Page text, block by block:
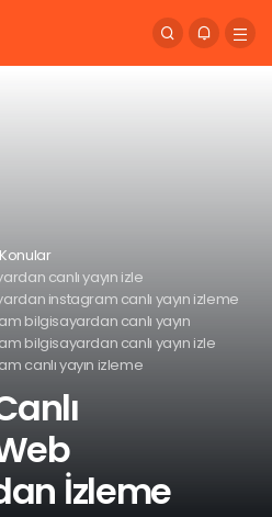
canlı yayın izle
instagram canlı yayın izleme
bilgisayardan canlı yayın
bilgisayardan canlı yayın izle
canlı yayın izleme
İzleme